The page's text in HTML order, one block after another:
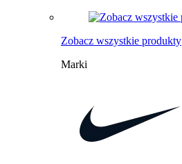
Zobacz wszystkie produkty
Marki